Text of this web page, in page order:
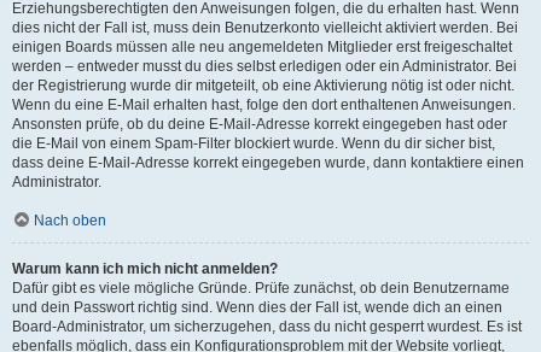
Erziehungsberechtigten den Anweisungen folgen, die du erhalten hast. Wenn
dies nicht der Fall ist, muss dein Benutzerkonto vielleicht aktiviert werden. Bei
einigen Boards müssen alle neu angemeldeten Mitglieder erst freigeschaltet
werden – entweder musst du dies selbst erledigen oder ein Administrator. Bei
der Registrierung wurde dir mitgeteilt, ob eine Aktivierung nötig ist oder nicht.
Wenn du eine E-Mail erhalten hast, folge den dort enthaltenen Anweisungen.
Ansonsten prüfe, ob du deine E-Mail-Adresse korrekt eingegeben hast oder
die E-Mail von einem Spam-Filter blockiert wurde. Wenn du dir sicher bist,
dass deine E-Mail-Adresse korrekt eingegeben wurde, dann kontaktiere einen
Administrator.
Nach oben
Warum kann ich mich nicht anmelden?
Dafür gibt es viele mögliche Gründe. Prüfe zunächst, ob dein Benutzername
und dein Passwort richtig sind. Wenn dies der Fall ist, wende dich an einen
Board-Administrator, um sicherzugehen, dass du nicht gesperrt wurdest. Es ist
ebenfalls möglich, dass ein Konfigurationsproblem mit der Website vorliegt,